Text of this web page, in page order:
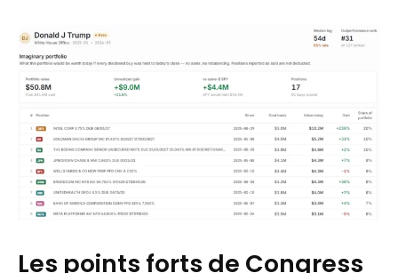
Les points forts de Congress